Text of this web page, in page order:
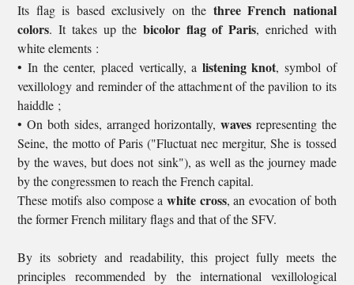
Its flag is based exclusively on the three French national
colors. It takes up the bicolor flag of Paris, enriched with
white elements :
• In the center, placed vertically, a listening knot, symbol of
vexillology and reminder of the attachment of the pavilion to its
haiddle ;
• On both sides, arranged horizontally,waves representing the
Seine, the motto of Paris ("Fluctuat nec mergitur, She is tossed
by the waves, but does not sink"), as well as the journey made
by the congressmen to reach the French capital.
These motifs also compose a white cross, an evocation of both
the former French military flags and that of the SFV.
By its sobriety and readability, this project fully meets the
principles recommended by the international vexillological